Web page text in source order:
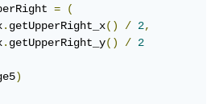
=
(
.getUpperRight_x() / 2,
.getUpperRight_y() /
2
)